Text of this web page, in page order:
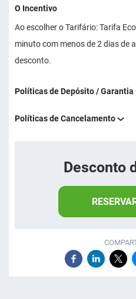
O Incentivo
Ao escolher o Tarifário: Tarifa
minuto com menos de 2 dias de
desconto.
Políticas de Depósito / Garantia
Políticas de Cancelamento
Desconto